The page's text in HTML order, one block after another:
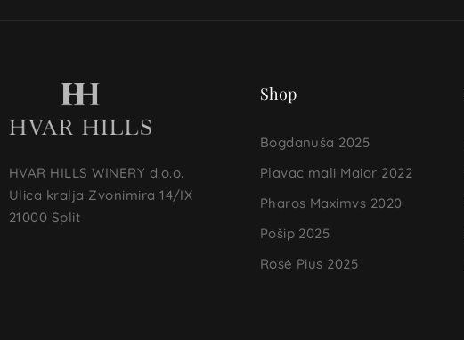
HVAR HILLS WINERY d.o.o.
Ulica kralja Zvonimira 14/IX
21000 Split
Shop
Bogdanuša 2025
Plavac mali Maior 2022
Pharos Maximvs 2020
Pošip 2025
Rosé Pius 2025